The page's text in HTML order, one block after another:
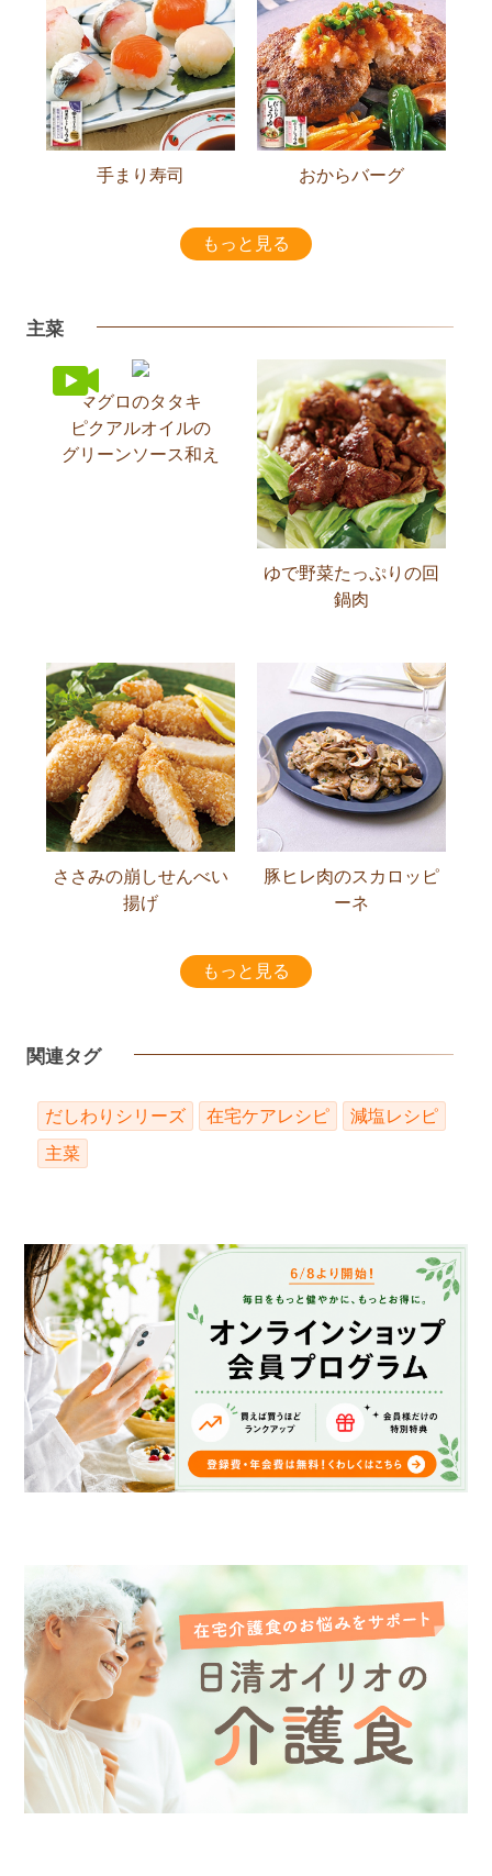
手まり寿司 おからバーグ
もっと見る
主菜
マグロのタタキ
ピクアルオイルの
グリーンソース和え
ゆで野菜たっぷりの回
鍋肉
ささみの崩しせんべい
揚げ
豚ヒレ肉のスカロッピ
ーネ
もっと見る
関連タグ
だしわりシリーズ 在宅ケアレシピ
減塩レシピ
主菜